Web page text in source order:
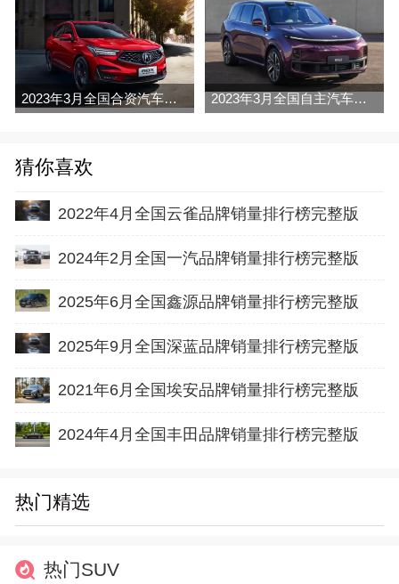
2023年3月全国合资汽车品牌销量排行榜完整版 2023年3月全国自主汽车品牌销量排行榜完整版
猜你喜欢
2022年4月全国云雀品牌销量排行榜完整版
2024年2月全国一汽品牌销量排行榜完整版
2025年6月全国鑫源品牌销量排行榜完整版
2025年9月全国深蓝品牌销量排行榜完整版
2021年6月全国埃安品牌销量排行榜完整版
2024年4月全国丰田品牌销量排行榜完整版
热门精选
热门SUV